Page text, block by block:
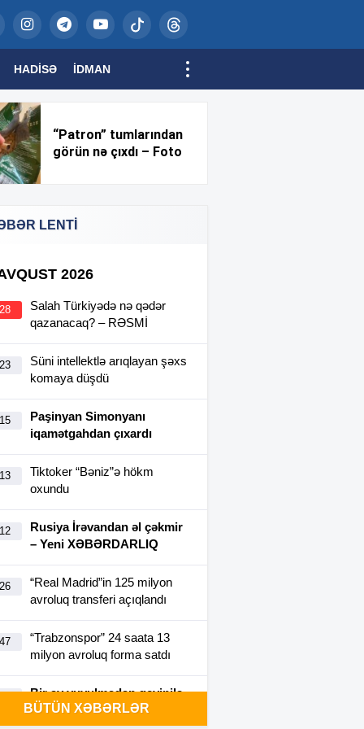
HADISƏ İDMAN
“Patron” tumlarından
görün nə çıxdı – Foto
LENTİ
2026
Salah Türkiyədə nə qədər
qazanacaq? – RƏSMİ
Süni intellektlə arıqlayan şəxs
komaya düşdü
Paşinyan Simonyanı
iqamətgahdan çıxardı
Tiktoker “Bəniz”ə hökm
oxundu
Rusiya İrəvandan əl çəkmir
– Yeni XƏBƏRDARLIQ
“Real Madrid”in 125 milyon
avroluq transferi açıqlandı
“Trabzonspor” 24 saata 13
milyon avroluq forma satdı
Bir ay yuyulmadan geyinilə
bilən futbolka yaradıldı-
BÜTÜN XƏBƏRLƏR